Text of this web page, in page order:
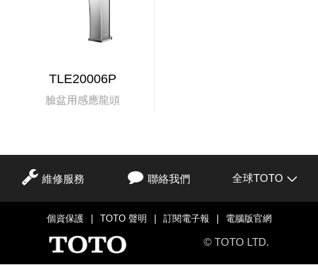
TLE20006P
臉盆用感應龍頭
維修服務 聯絡我們 全球TOTO
個資保護 TOTO 聲明 訂閱電子報 電腦版官網
© TOTO LTD.